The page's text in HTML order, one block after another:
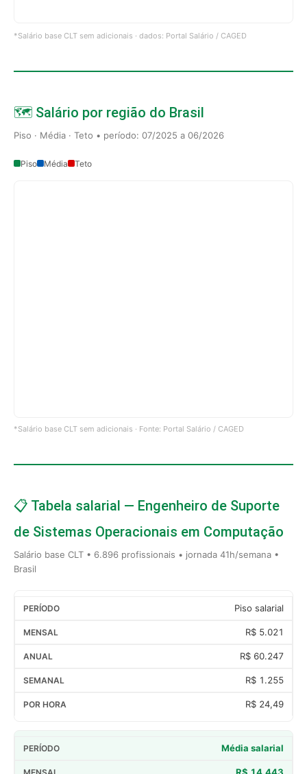
*Salário base CLT sem adicionais · dados: Portal Salário / CAGED
🗺️ Salário por região do Brasil
Piso · Média · Teto • período: 07/2025 a 06/2026
Piso Média Teto
*Salário base CLT sem adicionais · Fonte: Portal Salário / CAGED
📋 Tabela salarial — Engenheiro de Suporte
de Sistemas Operacionais em Computação
Salário base CLT • 6.896 profissionais • jornada 41h/semana •
Brasil
Piso salarial
R$ 5.021
R$ 60.247
R$ 1.255
R$ 24,49
Média salarial
R$ 14.443